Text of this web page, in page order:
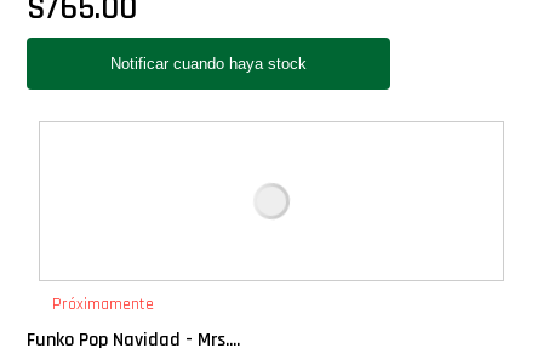
Pop Regular
Pop Rides
PRÓXIMAMENTE
Próximamente
Funko Pop Navidad - Mrs....